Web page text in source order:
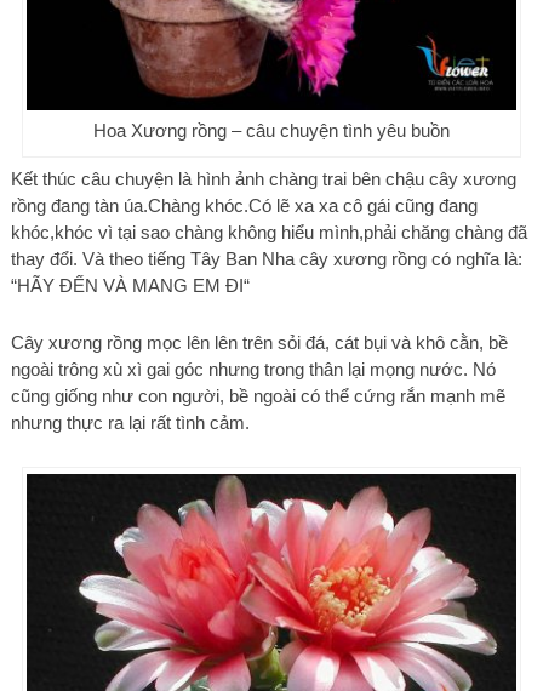
Hoa Xương rồng – câu chuyện tình yêu buồn
Kết thúc câu chuyện là hình ảnh chàng trai bên chậu cây xương
rồng đang tàn úa.Chàng khóc.Có lẽ xa xa cô gái cũng đang
khóc,khóc vì tại sao chàng không hiểu mình,phải chăng chàng đã
thay đổi. Và theo tiếng Tây Ban Nha cây xương rồng có nghĩa là:
“HÃY ĐẾN VÀ MANG EM ĐI“
Cây xương rồng mọc lên lên trên sỏi đá, cát bụi và khô cằn, bề
ngoài trông xù xì gai góc nhưng trong thân lại mọng nước. Nó
cũng giống như con người, bề ngoài có thể cứng rắn mạnh mẽ
nhưng thực ra lại rất tình cảm.